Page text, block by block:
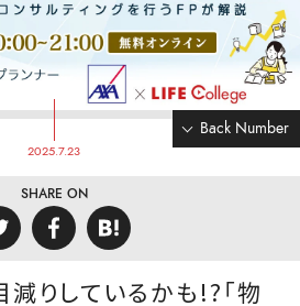
Back Number
2025.7.23
SHARE ON
減りしているかも!?「物